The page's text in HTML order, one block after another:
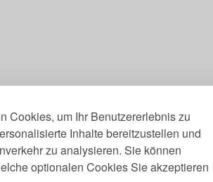
Cookies, um Ihr Benutzererlebnis zu
Inhalte bereitzustellen und
zu analysieren. Sie können
optionalen Cookies Sie akzeptieren